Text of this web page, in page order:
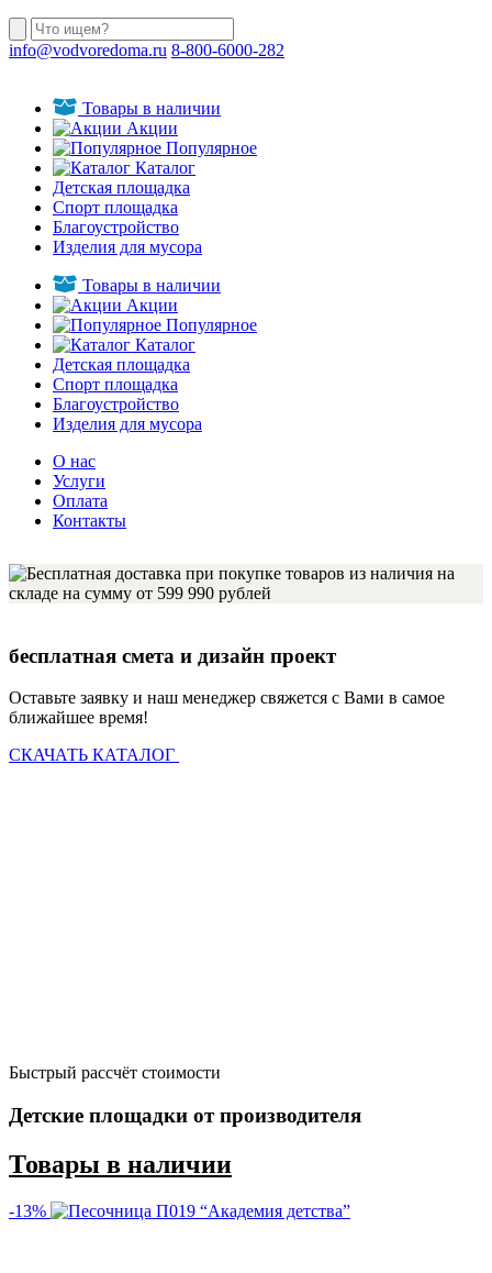
info@vodvoredoma.ru 8-800-6000-282
Товары в наличии
Акции
Популярное
Каталог
Детская площадка
Спорт площадка
Благоустройство
Изделия для мусора
Товары в наличии
Акции
Популярное
Каталог
Детская площадка
Спорт площадка
Благоустройство
Изделия для мусора
О нас
Услуги
Оплата
Контакты
бесплатная смета и дизайн проект
Оставьте заявку и наш менеджер свяжется с Вами в самое
ближайшее время!
СКАЧАТЬ КАТАЛОГ
Быстрый рассчёт стоимости
Детские площадки от производителя
Товары в наличии
-13%